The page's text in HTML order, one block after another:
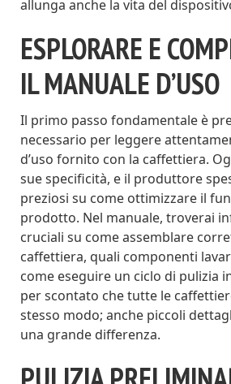
allunga anche la vita del
ESPLORARE E
IL MANUALE D’USO
Il primo passo fondamentale è
necessario per leggere
d’uso fornito con la caffettiera.
sue specificità, e il produttore
preziosi su come ottimizzare il
prodotto. Nel manuale, troverai
cruciali su come assemblare
caffettiera, quali componenti
come eseguire un ciclo di pulizia
per scontato che tutte le
stesso modo; anche piccoli
una grande differenza.